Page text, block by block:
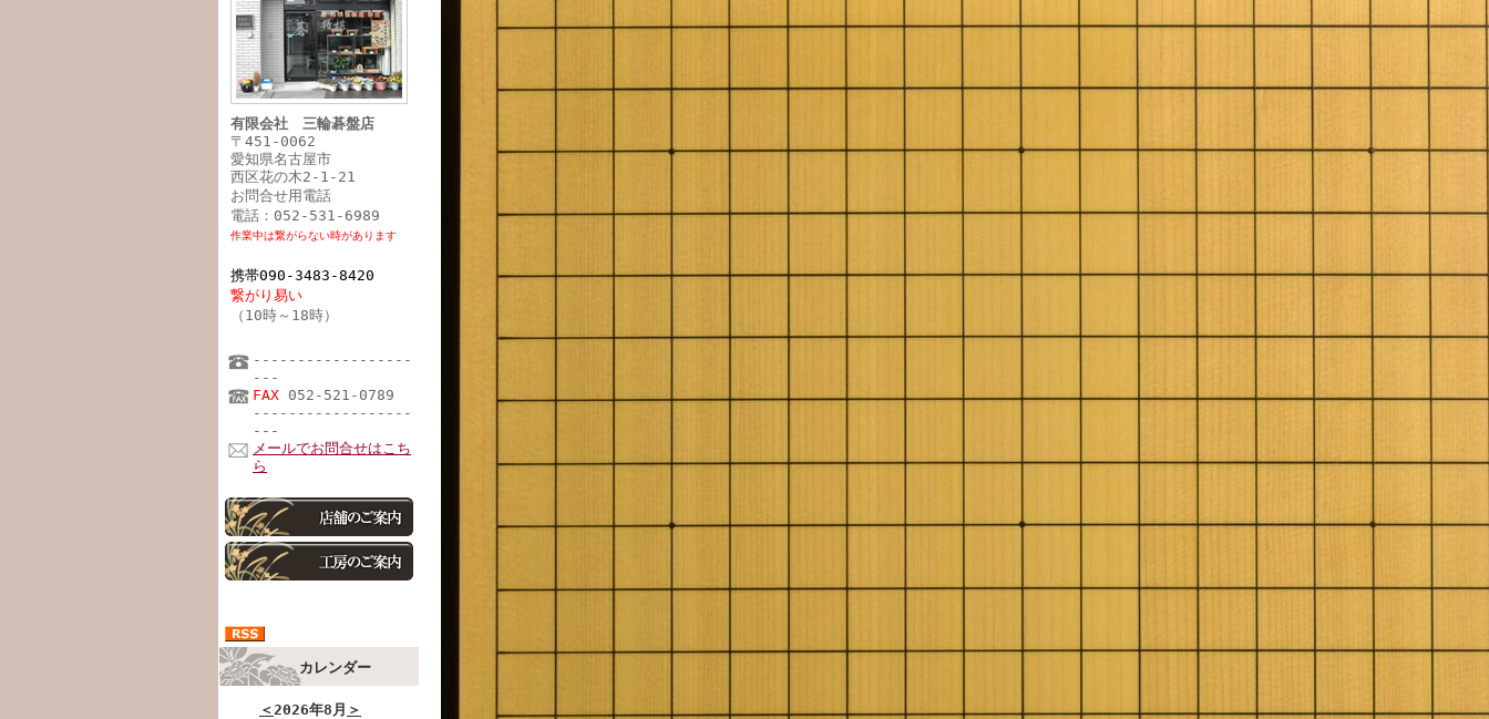
有限会社 三輪碁盤店
〒451-0062
愛知県名古屋市
西区花の木2-1-21
お問合せ用電話
電話：052-531-6989
作業中は繋がらない時があります
携帯090-3483-8420
繋がり易い
（10時～18時）
------------------
---
FAX 052-521-0789
------------------
---
メールでお問合せはこち
ら
カレンダー
＜2026年8月 ＞